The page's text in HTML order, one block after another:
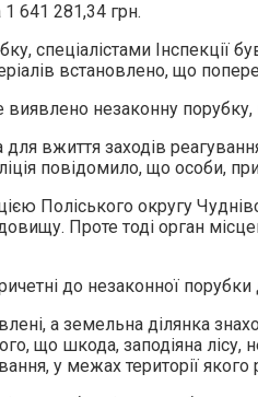
641 281,34 грн.
спеціалістами Інспекції
встановлено, що
незаконну
вжиття заходів
повідомило, що особи,
Поліського округу
Проте тоді орган
до незаконної
а земельна ділянка
що шкода, заподіяна лісу,
у межах території якого